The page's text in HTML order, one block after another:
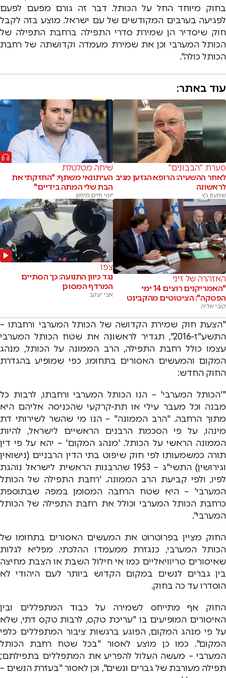
בחוק מיוחד החל על הכותל. דבר זה גורם מפעם לפעם
לפגיעה בערבים המקודשים של עם ישראל. מוצע בזה לקבל
חוק שיסדיר הן שמירת סדרי התפילה ברחבת התפילה של
הכותל המערבי וכן את שמירת מעמדה וקדושתה של רחבת
הכותל כולה".
עוד באתר:
סערת "הבבונים"
לאחר ההשעיה: הרופא הגזען מגיב
לראשונה
שמעון כץ
שיחה מטלטלת
העיתונאי משתף: "החזקתי את
הבת שלי המתה בידיים"
יוסי חיים מימון
האזהרה של זיני
"האמריקנים רוצים 14 ימי
הפסקה": הציטוטים מהקבינט
קובי אליה
צפו
נגד כיוון התנועה: כך הסתיים
המרדף המסוכן
אבי יעקב
"הצעת חוק שמירת הקדושה של הכותל המערבי ורחבתו –
התשע"ז-2016", תגדיר לראשונה את שטח הכותל המערבי
עצמו כולל רחבת התפילה, הרב הממונה על הכותל, מנהג
המקום והמעשים האסורים בתחומו, כפי שמופיע בהגדרת
החוק החדש:
"'הכותל המערבי' – הנו הכותל המערבי ורחבתו, לרבות כל
מבנה וכל מעבר עילי או תת-קרקעי שהכניסה אליהם היא
מתוך הרחבה. "הרב הממונה" – הנו מי שהשר לשירותי דת
מינהו, על פי הסכמת הרבנים הראשיים לישראל, להיות
הממונה הראשי על הכותל. 'מנהג המקום' – יהא על פי דין
תורה כמשמעותו לפי חוק שיפוט בתי הדין הרבניים (נישואין
וגירושין) התשי"ג – 1953 שהרבנות הראשית לישראל נוהגת
לפיו, ולפי קביעת הרב הממונה. 'רחבת התפילה של הכותל
המערבי' – היא שטח הרחבה המסומן במפה שבתוספת
כרחבת הכותל המערבי וכולל את רחבת התפילה של הכותל
המערבי".
החוק מציין בפרוטרוט את המעשים האסורים בתחומו של
הכותל המערבי, כנגזרת ממעמדו ההלכתי. מפליא לגלות
שאיסורים טריוויאליים כמו אי חילול השבת או הצבת מחיצה
בין גברים לנשים במקום הקדוש ביותר לעם היהודי לא
הוסדרו עד כה בחוק.
החוק אף מתייחס לשמירה על כבוד המתפללים ובין
האיסורים המופיעים בו "עריכת טקס, לרבות טקס דתי, שלא
על פי מנהג המקום, הפוגע ברגשות ציבור המתפללים כלפי
המקום". כמו כן מוצע לאסור "בכל שטח רחבת הכותל
המערבי – מעשה העלול להפריע את המתפללים בתפילתם;
תפילה מעורבת של גברים ונשים", וכן לאסור "בעזרת הנשים –